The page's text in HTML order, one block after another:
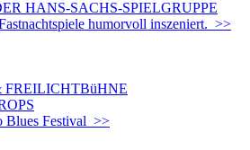
HANS-SACHS-SPIELGRUPPE
humorvoll inszeniert. >>
FREILICHTBüHNE
Blues Festival >>